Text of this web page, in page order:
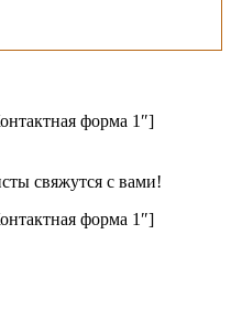
форма 1″]
свяжутся с вами!
форма 1″]